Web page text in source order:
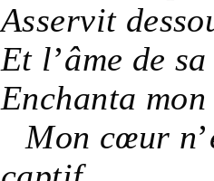
Asservit
Et l’âme de
Enchanta
Mon cœur n’